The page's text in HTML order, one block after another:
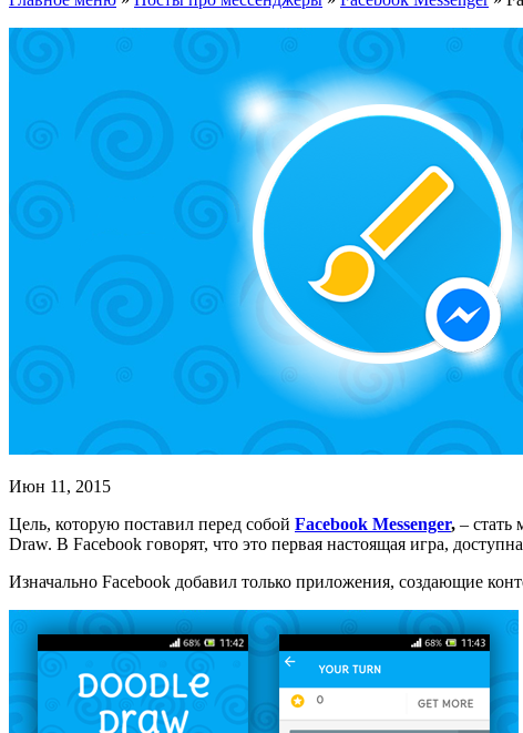
Июн 11, 2015
Цель, которую поставил перед собой Facebook Messenger, – стать
Draw. В Facebook говорят, что это первая настоящая игра,
Изначально Facebook добавил только приложения, создающие